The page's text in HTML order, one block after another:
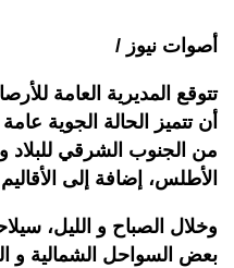
أصوات نيوز /
تتوقع المديرية العامة
أن تتميز الحالة الجوية
من الجنوب الشرقي للبلاد
الأطلس، إضافة إلى
وخلال الصباح و الليل،
بعض السواحل الشمالية و